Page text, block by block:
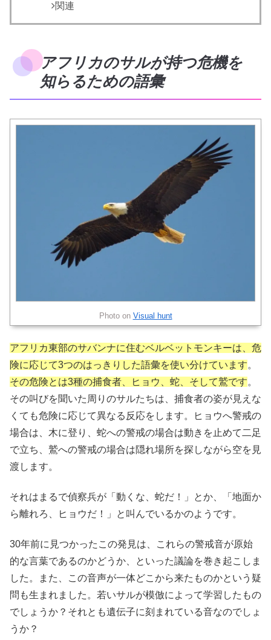
関連
アフリカのサルが持つ危機を
知らるための語彙
Photo on Visual hunt
アフリカ東部のサバンナに住むベルベットモンキーは、危
険に応じて3つのはっきりした語彙を使い分けています。
その危険とは3種の捕食者、ヒョウ、蛇、そして鷲です。
その叫びを聞いた周りのサルたちは、捕食者の姿が見えな
くても危険に応じて異なる反応をします。ヒョウへ警戒の
場合は、木に登り、蛇への警戒の場合は動きを止めて二足
で立ち、鷲への警戒の場合は隠れ場所を探しながら空を見
渡します。
それはまるで偵察兵が「動くな、蛇だ！」とか、「地面か
ら離れろ、ヒョウだ！」と叫んでいるかのようです。
30年前に見つかったこの発見は、これらの警戒音が原始
的な言葉であるのかどうか、といった議論を巻き起こしま
した。また、この音声が一体どこから来たものかという疑
問も生まれました。若いサルが模倣によって学習したもの
でしょうか？それとも遺伝子に刻まれている音なのでしょ
うか？